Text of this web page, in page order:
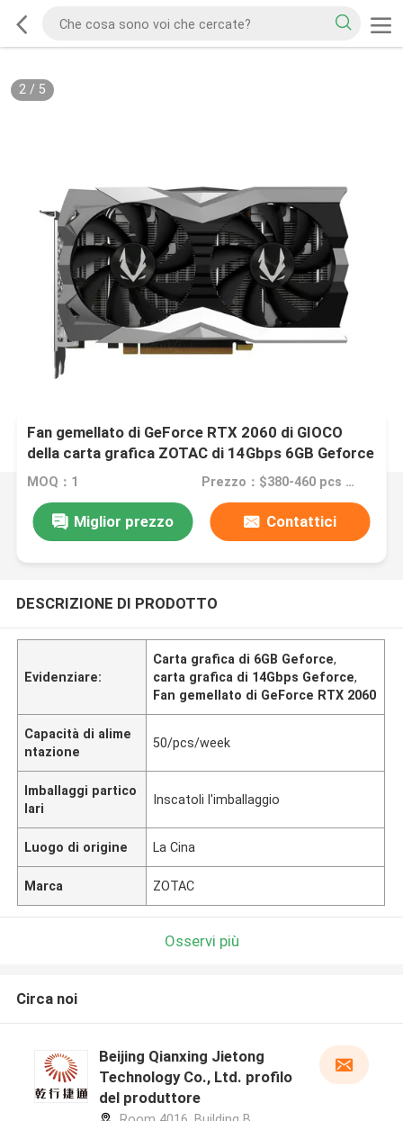
2/ 5
Fan gemellato di GeForce RTX 2060 di GIOCO
della carta grafica ZOTAC di 14Gbps 6GB Geforce
MOQ：1 Prezzo：$380-460 pcs Negotiable
Miglior prezzo Contattici
DESCRIZIONE DI PRODOTTO
Evidenziare:
Carta grafica di 6GB Geforce,
carta grafica di 14Gbps Geforce,
Fan gemellato di GeForce RTX 2060
Capacità di alime
ntazione
50/pcs/week
Imballaggi partico
lari
Inscatoli l'imballaggio
Luogo di origine La Cina
Marca ZOTAC
Osservi più
Circa noi
Beijing Qianxing Jietong
Technology Co., Ltd. profilo
del produttore